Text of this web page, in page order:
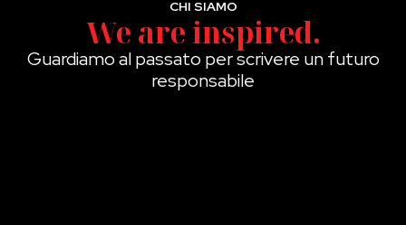
CHI SIAMO
We are inspired.
Guardiamo al passato per scrivere un futuro
responsabile